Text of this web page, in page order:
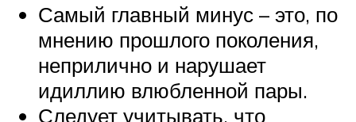
Самый главный минус – это, по
мнению прошлого поколения,
неприлично и нарушает
идиллию влюбленной пары.
Следует учитывать, что